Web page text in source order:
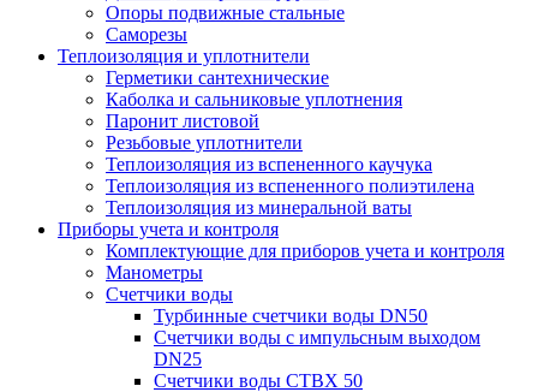
Опоры подвижные стальные
Саморезы
Теплоизоляция и уплотнители
Герметики сантехнические
Каболка и сальниковые уплотнения
Паронит листовой
Резьбовые уплотнители
Теплоизоляция из вспененного каучука
Теплоизоляция из вспененного полиэтилена
Теплоизоляция из минеральной ваты
Приборы учета и контроля
Комплектующие для приборов учета и контроля
Манометры
Счетчики воды
Турбинные счетчики воды DN50
Счетчики воды с импульсным выходом
DN25
Счетчики воды СТВХ 50